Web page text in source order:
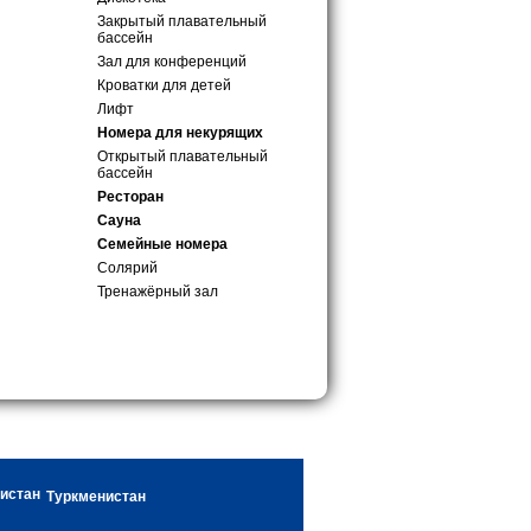
Закрытый плавательный
бассейн
Зал для конференций
Кроватки для детей
Лифт
Номера для некурящих
Открытый плавательный
бассейн
Ресторан
Сауна
Семейные номера
Солярий
Тренажёрный зал
Туркменистан